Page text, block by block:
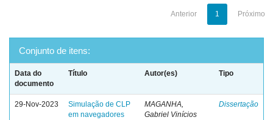
Anterior 1 Próximo
Conjunto de itens:
Data do
documento
Título Autor(es) Tipo
29-Nov-2023
Simulação de CLP
em navegadores
MAGANHA,
Gabriel Vinícios
Dissertação